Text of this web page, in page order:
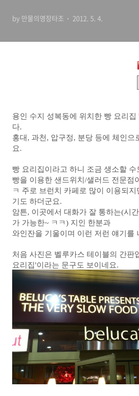
by 만물의영장타조 2012. 5. 4.
용인 수지 성복동에 위치한 빵 요리집
다.
홍대, 과천, 압구정, 분당 등에 체인으
요.
빵 요리집이라고 하니 조금 생소할
빵을 이용한 샌드위치/샐러드 전문점
ㅋ 주로 브런치 카페로 많이 이용되
기도 하더군요.
암튼, 이곳에서 대화가 잘 통하는(시
가 가능한~ ㅋㅋ) 지인 한분과
와인잔을 기울이며 이런 저런 얘기를
처음 사진은 벨루카스 테이블의 간판
요리집'이라는 문구도 보이네요.